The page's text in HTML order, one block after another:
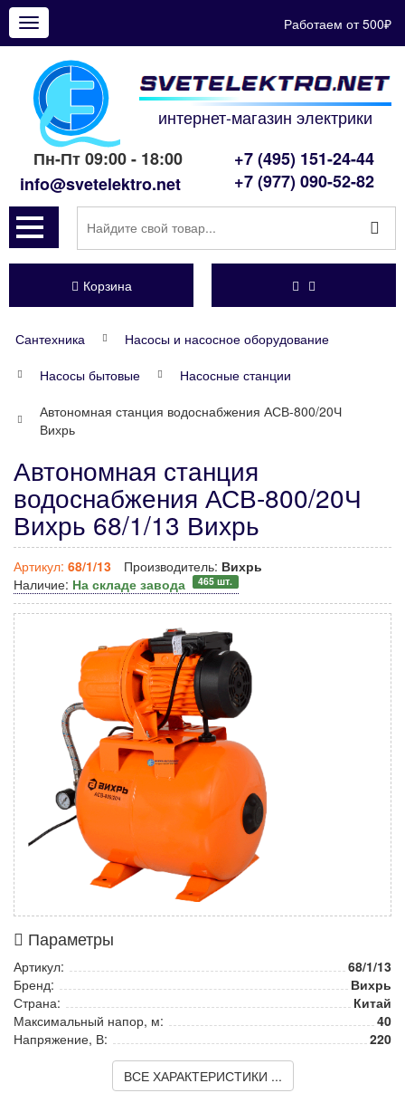
Показать
меню
Работаем от 500₽
интернет-магазин электрики
Пн-Пт 09:00 - 18:00
info@svetelektro.net
+7 (495) 151-24-44
+7 (977) 090-52-82
Корзина
Сантехника
Насосы и насосное оборудование
Насосы бытовые
Насосные станции
Автономная станция водоснабжения АСВ-800/20Ч
Вихрь
Автономная станция
водоснабжения АСВ-800/20Ч
Вихрь 68/1/13 Вихрь
Артикул: 68/1/13 Производитель: Вихрь
Наличие: На складе завода 465 шт.
Параметры
Артикул:
68/1/13
Бренд:
Вихрь
Страна:
Китай
Максимальный напор, м:
40
Напряжение, В:
220
ВСЕ ХАРАКТЕРИСТИКИ ...